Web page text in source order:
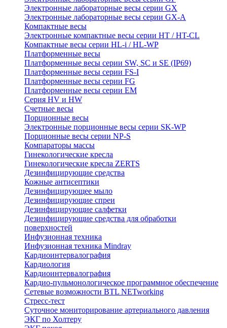
Электронные лабораторные весы серии GX
Электронные лабораторные весы серии GX-A
Компактные весы
Электронные компактные весы серии HT / HT-CL
Компактные весы серии HL-i / HL-WP
Платформенные весы
Платформенные весы серии SW, SC и SE (IP69)
Платформенные весы серии FS-I
Платформенные весы серии FG
Платформенные весы серии EM
Серия HV и HW
Счетные весы
Порционные весы
Электронные порционные весы серии SK-WP
Порционные весы серии NP-S
Компараторы массы
Гинекологические кресла
Гинекологические кресла ZERTS
Дезинфицирующие средства
Кожные антисептики
Дезинфицирующее мыло
Дезинфицирующие спреи
Дезинфицирующие салфетки
Дезинфицирующие средства для обработки
поверхностей
Инфузионная техника
Инфузионная техника Mindray
Кардиоинтервалография
Кардиология
Кардиоинтервалография
Кардио-пульмонологическое программное обеспечение
Сетевые возможности BTL NETworking
Стресс-тест
Суточное мониторирование артериального давления
ЭКГ по Холтеру